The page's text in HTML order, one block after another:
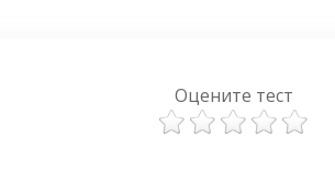
Оцените тест